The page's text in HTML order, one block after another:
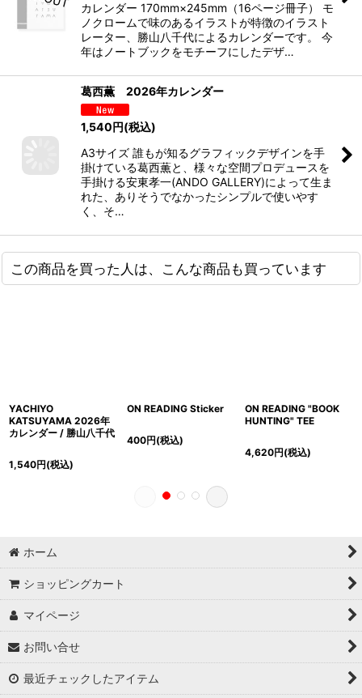
カレンダー 170mm×245mm（16ページ冊子） モ
ノクロームで味のあるイラストが特徴のイラスト
レーター、勝山八千代によるカレンダーです。 今
年はノートブックをモチーフにしたデザ…
葛西薫 2026年カレンダー
1,540円(税込)
A3サイズ 誰もが知るグラフィックデザインを手
掛けている葛西薫と、様々な空間プロデュースを
手掛ける安東孝一(ANDO GALLERY)によって生ま
れた、ありそうでなかったシンプルで使いやす
く、そ…
この商品を買った人は、こんな商品も買っています
YACHIYO
KATSUYAMA 2026年
カレンダー / 勝山八千代
1,540円(税込)
ON READING Sticker
400円(税込)
ON READING "BOOK
HUNTING" TEE
4,620円(税込)
ホーム
ショッピングカート
マイページ
お問い合せ
最近チェックしたアイテム